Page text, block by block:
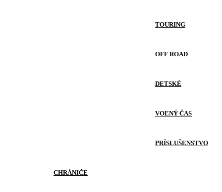
TOURING
OFF ROAD
DETSKÉ
VOĽNÝ ČAS
PRÍSLUŠENSTVO
CHRÁNIČE